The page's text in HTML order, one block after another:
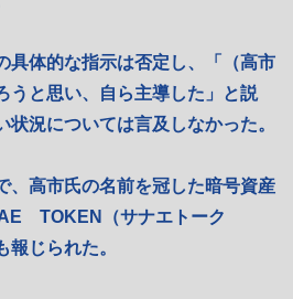
体的な指示は否定し、「（高市
うと思い、自ら主導した」と説
状況については言及しなかった。
高市氏の名前を冠した暗号資産
TOKEN（サナエトーク
報じられた。